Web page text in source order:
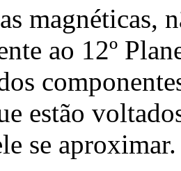
magnéticas,
ao 12º
estão
se aproximar.